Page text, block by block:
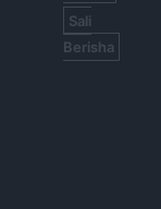
Sali
Berisha